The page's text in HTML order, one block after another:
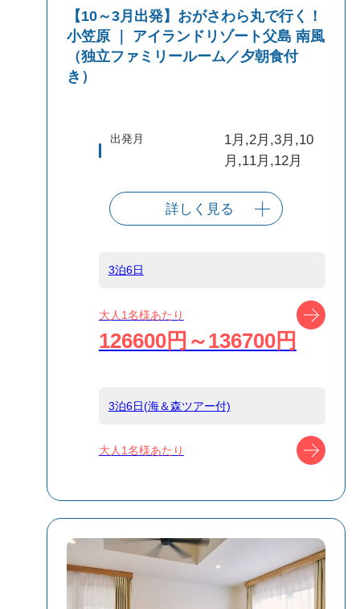
【10～3月出発】おがさわら丸で行く！
小笠原 ｜ アイランドリゾート父島 南風
（独立ファミリールーム／夕朝食付
き）
出発月
1月,2月,3月,10
月,11月,12月
出発港
東京（竹芝客船
往復大型客船
ート父島 南風
（ナンプー）
食事条件 夕朝食付
受付方式
リクエスト受付
商品対象
詳しく見る
3泊6日
大人1名様あたり
126600円～136700円
3泊6日(海＆森ツアー付)
大人1名様あたり